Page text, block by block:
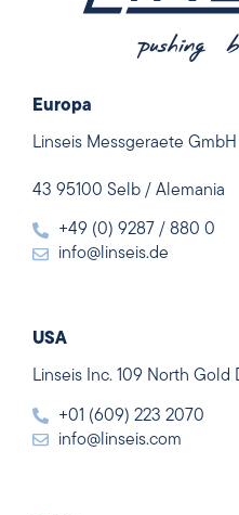
Europa
Linseis Messgeraete
43 95100 Selb / Alemania
+49 (0) 9287 / 880 0
info@linseis.de
USA
Linseis Inc. 109 North Gold
+01 (609) 223 2070
info@linseis.com